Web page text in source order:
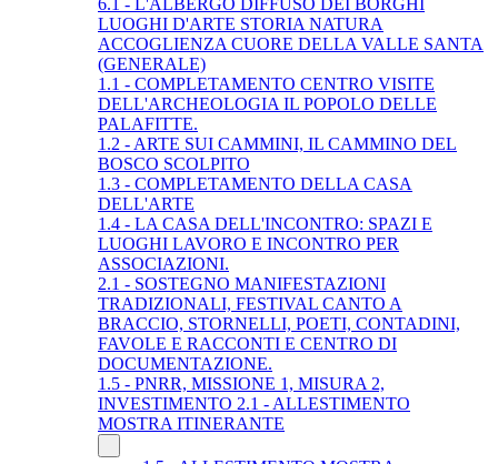
LUOGHI D'ARTE STORIA NATURA
ACCOGLIENZA CUORE DELLA VALLE SANTA
(GENERALE)
1.1 - COMPLETAMENTO CENTRO VISITE
DELL'ARCHEOLOGIA IL POPOLO DELLE
PALAFITTE.
1.2 - ARTE SUI CAMMINI, IL CAMMINO DEL
BOSCO SCOLPITO
1.3 - COMPLETAMENTO DELLA CASA
DELL'ARTE
1.4 - LA CASA DELL'INCONTRO: SPAZI E
LUOGHI LAVORO E INCONTRO PER
ASSOCIAZIONI.
2.1 - SOSTEGNO MANIFESTAZIONI
TRADIZIONALI, FESTIVAL CANTO A
BRACCIO, STORNELLI, POETI, CONTADINI,
FAVOLE E RACCONTI E CENTRO DI
DOCUMENTAZIONE.
1.5 - PNRR, MISSIONE 1, MISURA 2,
INVESTIMENTO 2.1 - ALLESTIMENTO
MOSTRA ITINERANTE